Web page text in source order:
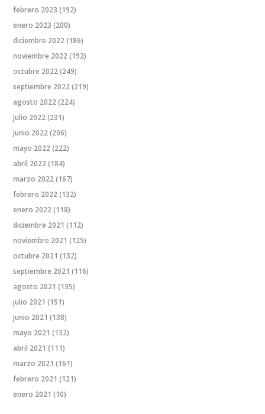
febrero 2023 (192)
enero 2023 (200)
diciembre 2022(186)
noviembre 2022(192)
octubre 2022(249)
septiembre 2022(219)
agosto 2022(224)
julio 2022(231)
junio 2022(206)
mayo 2022(222)
abril 2022(184)
marzo 2022(167)
febrero 2022(132)
enero 2022(118)
diciembre 2021 (112)
noviembre 2021 (125)
octubre 2021 (132)
septiembre 2021 (116)
agosto 2021 (135)
julio 2021 (151)
junio 2021 (138)
mayo 2021 (132)
abril 2021 (111)
marzo 2021 (161)
febrero 2021 (121)
enero 2021 (10)